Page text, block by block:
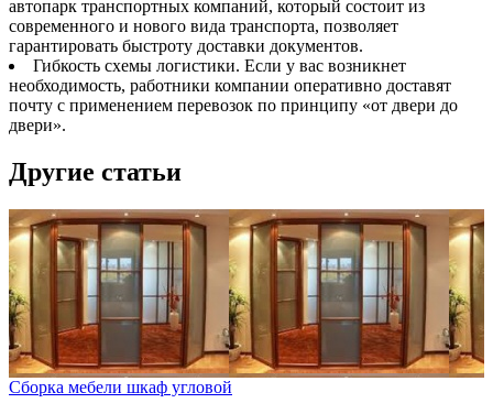
автопарк транспортных компаний, который состоит из
современного и нового вида транспорта, позволяет
гарантировать быстроту доставки документов.
Гибкость схемы логистики. Если у вас возникнет
необходимость, работники компании оперативно доставят
почту с применением перевозок по принципу «от двери до
двери».
Другие статьи
Сборка мебели шкаф угловой